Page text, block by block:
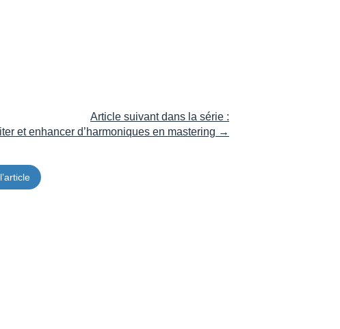
Article suivant dans la série :
et enhancer d’harmoniques en mastering →